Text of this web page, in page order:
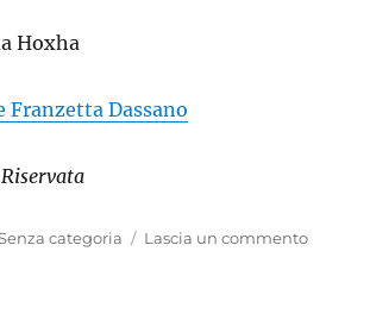
Hoxha
Franzetta Dassano
Categoriecategoria Lascia un commentosu